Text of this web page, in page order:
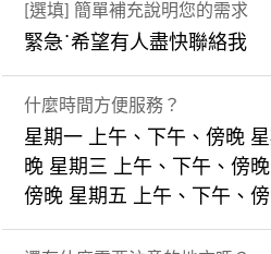
[選填] 簡單補充說明您的需求
緊急˙希望有人盡快聯絡我
什麼時間方便服務？
星期一 上午、下午、傍晚
晚 星期三 上午、下午、傍
傍晚 星期五 上午、下午、